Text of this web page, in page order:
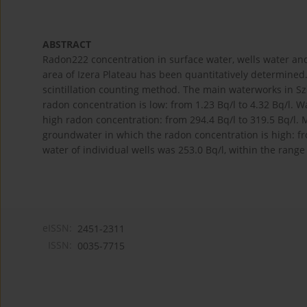
ABSTRACT
Radon222 concentration in surface water, wells water
area of Izera Plateau has been quantitatively
scintillation counting method. The main waterworks in
radon concentration is low: from 1.23 Bq/l to 4.32 Bq/l.
high radon concentration: from 294.4 Bq/l to 319.5 Bq/
groundwater in which the radon concentration is high:
water of individual wells was 253.0 Bq/l, within the
2451-2311
0035-7715